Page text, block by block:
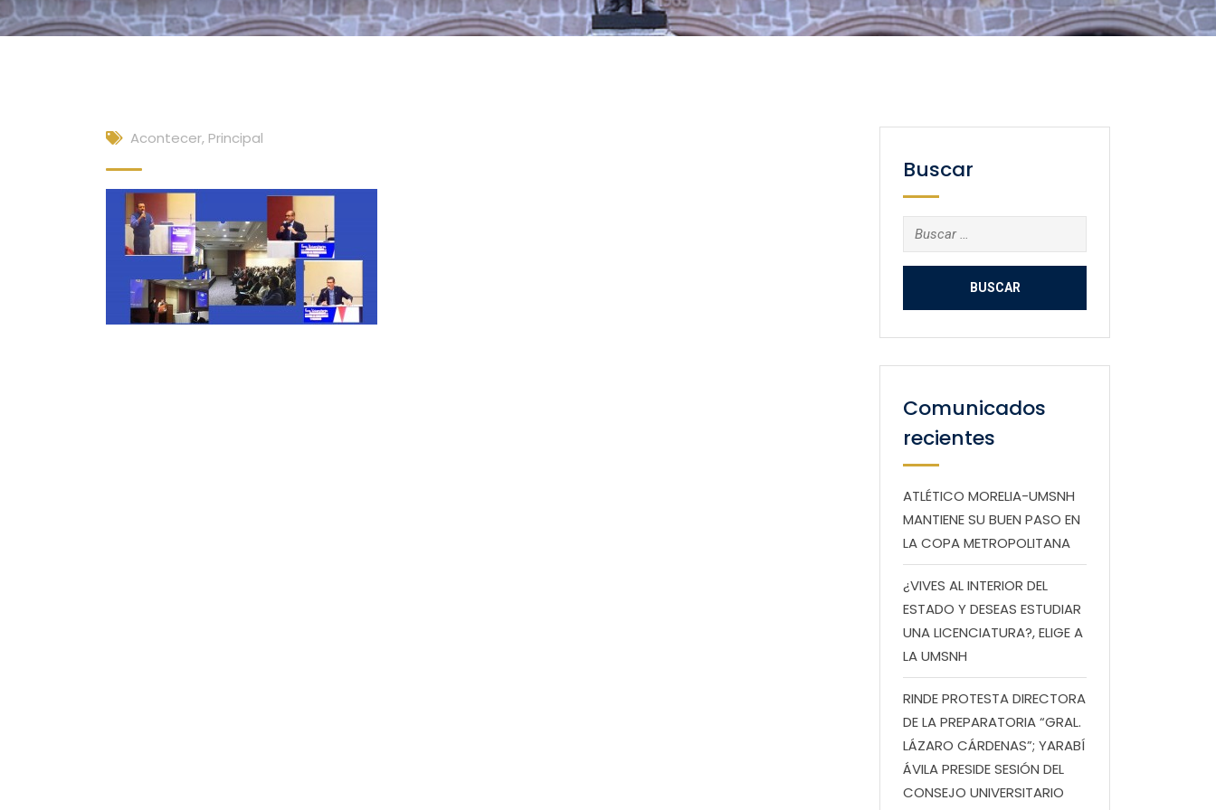
Acontecer, Principal
Buscar
Buscar:
Comunicados
recientes
ATLÉTICO MORELIA-UMSNH
MANTIENE SU BUEN PASO EN
LA COPA METROPOLITANA
¿VIVES AL INTERIOR DEL
ESTADO Y DESEAS ESTUDIAR
UNA LICENCIATURA?, ELIGE A
LA UMSNH
RINDE PROTESTA DIRECTORA
DE LA PREPARATORIA “GRAL.
LÁZARO CÁRDENAS”; YARABÍ
ÁVILA PRESIDE SESIÓN DEL
CONSEJO UNIVERSITARIO